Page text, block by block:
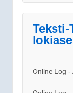
Online Log -